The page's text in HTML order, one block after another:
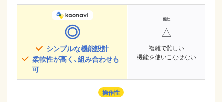
◎
シンプルな機能設計
柔軟性が高く、組み合わせも
可
△
複雑で難しい
機能を使いこなせない
操作性